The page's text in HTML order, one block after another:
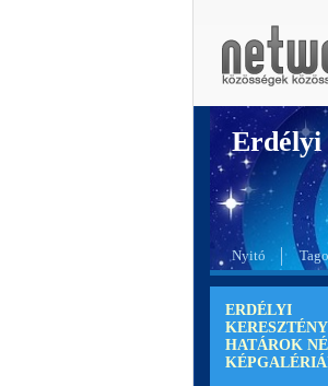
Erdélyi
Nyitó
ERDÉLYI
HATÁROK